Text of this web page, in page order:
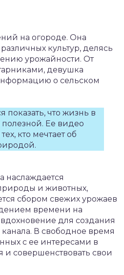
на огороде. Она
культур, делясь
урожайности. От
девушка
о сельском
что жизнь в
Ее видео
кто мечтает об
наслаждается
и животных,
сбором свежих урожаев
времени на
для создания
В свободное время
с ее интересами в
и совершенствовать свои